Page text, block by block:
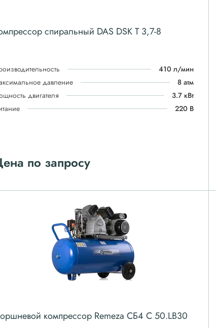
спиральный DAS DSK T 3,7-8
410 л/мин
давление
8 атм
двигателя
3.7 кВт
220 В
по запросу
компрессор Remeza СБ4 С 50.LB30